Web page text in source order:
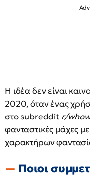
Η ιδέα δεν είναι
2020, όταν ένας
στο subreddit r/
φανταστικές μάχες
χαρακτήρων
Ποιοι